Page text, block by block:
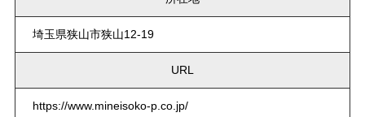
埼玉県狭山市狭山12-19
URL
https://www.mineisoko-p.co.jp/